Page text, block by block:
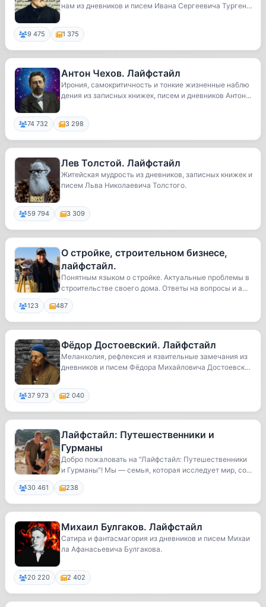
нам из дневников и писем Ивана Сергеевича Тургене
9 475 1 375
Антон Чехов. Лайфстайл
Ирония, самокритичность и тонкие жизненные наблю
дения из записных книжек, писем и дневников Антон...
74 732 3 298
Лев Толстой. Лайфстайл
Житейская мудрость из дневников, записных книжек и
писем Льва Николаевича Толстого.
59 794 3 309
О стройке, строительном бизнесе,
лайфстайл.
Понятным языком о стройке. Актуальные проблемы в
строительстве своего дома. Ответы на вопросы и а...
123 487
Фёдор Достоевский. Лайфстайл
Меланхолия, рефлексия и язвительные замечания из
дневников и писем Фёдора Михайловича Достоевског
37 973 2 040
Лайфстайл: Путешественники и
Гурманы
Добро пожаловать на "Лайфстайл: Путешественники
и Гурманы"! Мы — семья, которая исследует мир, со...
30 461 238
Михаил Булгаков. Лайфстайл
Сатира и фантасмагория из дневников и писем Михаи
ла Афанасьевича Булгакова.
20 220 2 402